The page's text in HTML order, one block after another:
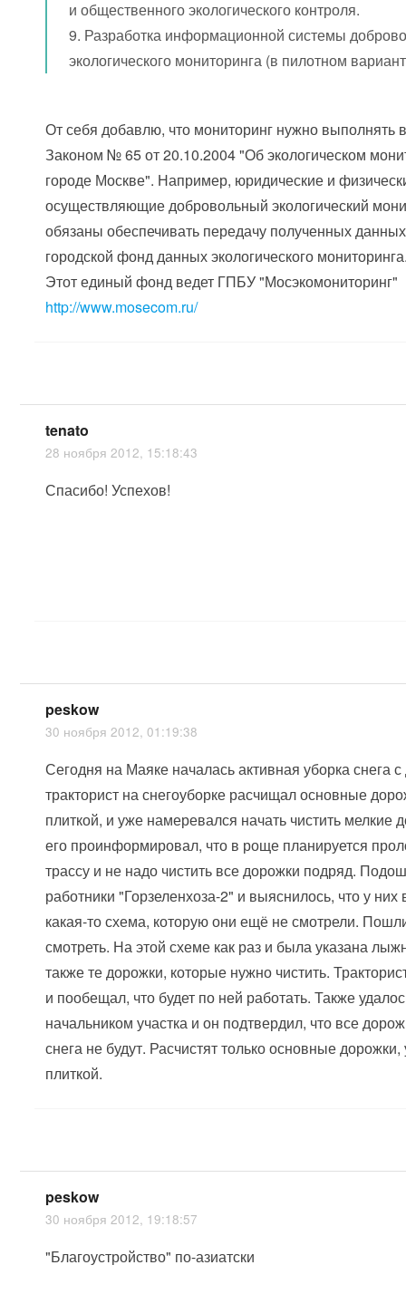
и общественного экологического контроля.
9. Разработка информационной системы
экологического мониторинга (в пилотном
От себя добавлю, что мониторинг нужно выполнять
Законом № 65 от 20.10.2004 "Об экологическом
городе Москве". Например, юридические и
осуществляющие добровольный экологический
обязаны обеспечивать передачу полученных
городской фонд данных экологического
Этот единый фонд ведет ГПБУ "Мосэкомониторинг"
http://www.mosecom.ru/
tenato
28 ноября 2012, 15:18:43
Спасибо! Успехов!
peskow
30 ноября 2012, 01:19:38
Сегодня на Маяке началась активная уборка снега
тракторист на снегоуборке расчищал основные
плиткой, и уже намеревался начать чистить мелкие
его проинформировал, что в роще планируется
трассу и не надо чистить все дорожки подряд.
работники "Горзеленхоза-2" и выяснилось, что у них
какая-то схема, которую они ещё не смотрели.
смотреть. На этой схеме как раз и была указана
также те дорожки, которые нужно чистить.
и пообещал, что будет по ней работать. Также
начальником участка и он подтвердил, что все
снега не будут. Расчистят только основные
плиткой.
peskow
30 ноября 2012, 19:18:57
"Благоустройство" по-азиатски